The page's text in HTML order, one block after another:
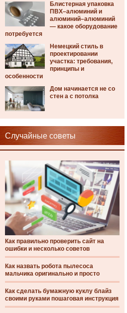
Блистерная упаковка
ПВХ–алюминий и
алюминий–алюминий
— какое оборудование
потребуется
Немецкий стиль в
проектировании
участка: требования,
принципы и
особенности
Дом начинается не со
стен а с потолка
Случайные советы
Как правильно проверить сайт на
ошибки и несколько советов
Как назвать робота пылесоса
мальчика оригинально и просто
Как сделать бумажную куклу блайз
своими руками пошаговая инструкция